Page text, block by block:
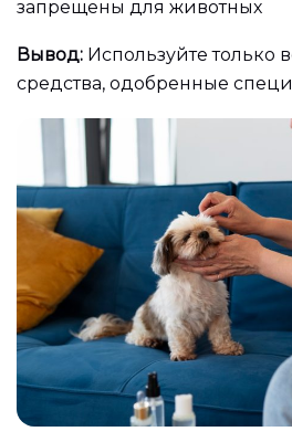
запрещены для животных
Вывод: Используйте только
средства, одобренные